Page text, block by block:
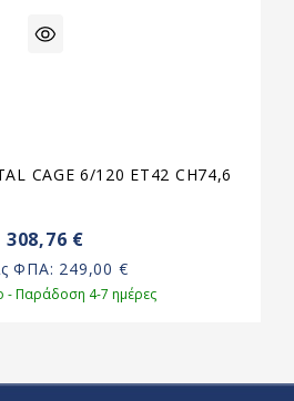
CAGE 6/120 ET42 CH74,6
308,76 €
ΦΠΑ: 249,00 €
- Παράδοση 4-7 ημέρες